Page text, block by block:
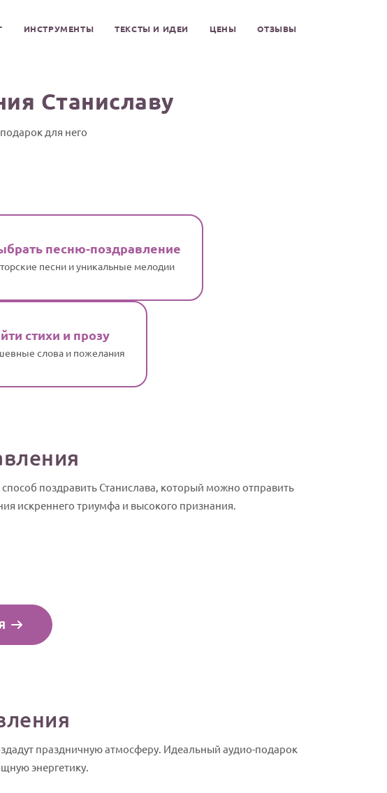
ИНСТРУМЕНТЫ ТЕКСТЫ И ИДЕИ ЦЕНЫ ОТЗЫВЫ
Станиславу
для него
песню-поздравление
песни и уникальные мелодии
стихи и прозу
слова и пожелания
поздравить Станислава, который можно отправить
искреннего триумфа и высокого признания.
праздничную атмосферу. Идеальный аудио-подарок
энергетику.